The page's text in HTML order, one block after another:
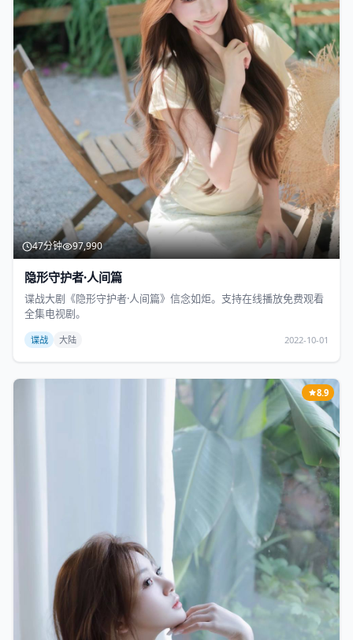
47分钟 97,990
隐形守护者·人间篇
谍战大剧《隐形守护者·人间篇》信念如炬。支持在线播放免费观看
全集电视剧。
谍战 大陆 2022-10-01
8.9